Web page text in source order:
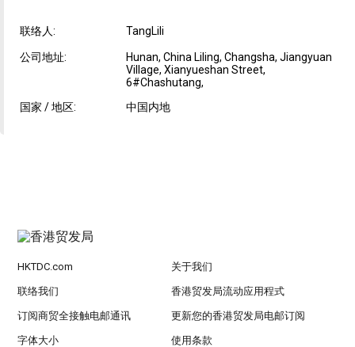
联络人: TangLili
公司地址:
Hunan, China Liling, Changsha, Jiangyuan
Village, Xianyueshan Street,
6#Chashutang,
国家 / 地区:
中国内地
HKTDC.com 关于我们
联络我们 香港贸发局流动应用程式
订阅商贸全接触电邮通讯 更新您的香港贸发局电邮订阅
字体大小 使用条款